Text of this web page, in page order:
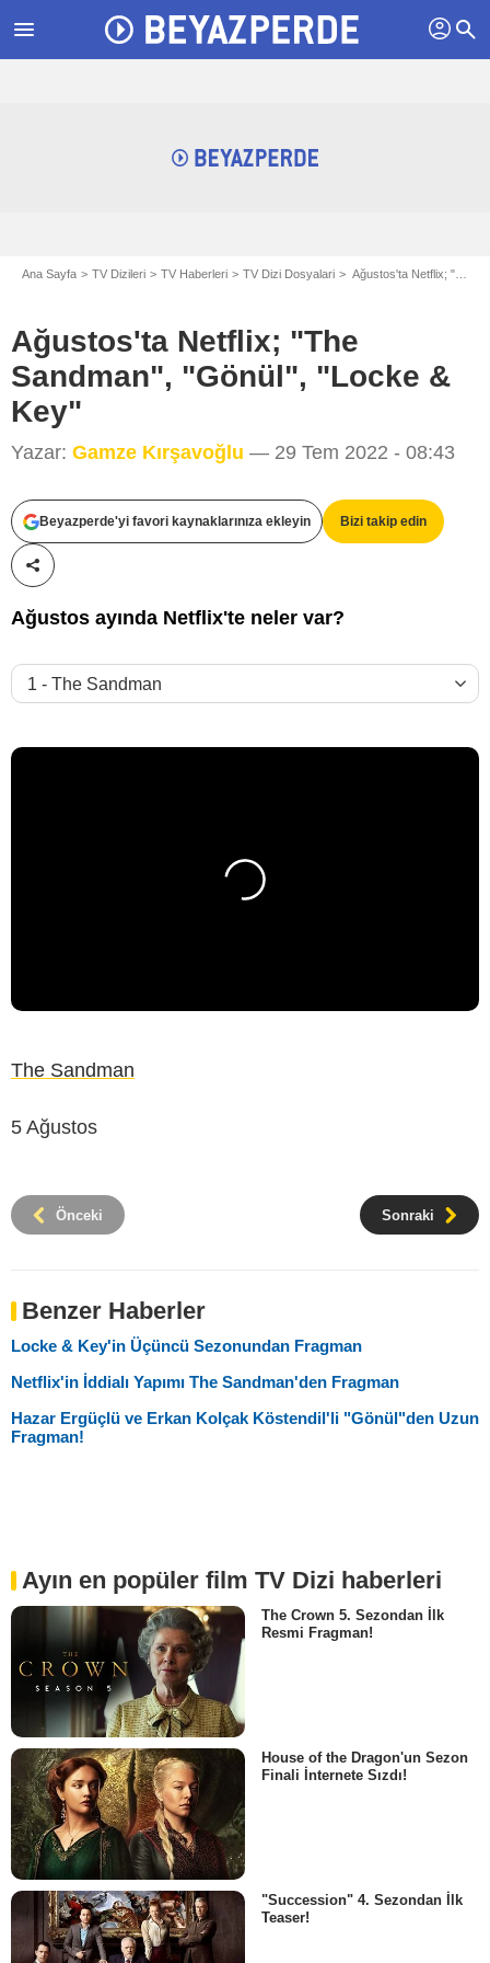
menu profil search
Ana Sayfa TV Dizileri TV Haberleri TV Dizi Dosyalari Ağustos'ta Netflix; "The Sandman", "Gönül", "Locke & Key"
Ağustos'ta Netflix; "The
Sandman", "Gönül", "Locke &
Key"
Yazar: Gamze Kırşavoğlu — 29 Tem 2022 - 08:43
Beyazperde'yi favori kaynaklarınıza ekleyin Bizi takip edin
Paylaş!
Ağustos ayında Netflix'te neler var?
The Sandman
5 Ağustos
Önceki Sonraki
Benzer Haberler
Locke & Key'in Üçüncü Sezonundan Fragman
Netflix'in İddialı Yapımı The Sandman'den Fragman
Hazar Ergüçlü ve Erkan Kolçak Köstendil'li "Gönül"den Uzun
Fragman!
Ayın en popüler film TV Dizi haberleri
The Crown 5. Sezondan İlk
Resmi Fragman!
House of the Dragon'un Sezon
Finali İnternete Sızdı!
"Succession" 4. Sezondan İlk
Teaser!